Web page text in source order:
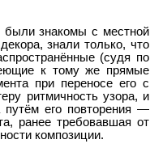
были знакомы с местной
знали только, что
(судя по
к тому же прямые
при переносе его с
ритмичность узора, и
путём его повторения —
ранее требовавшая от
композиции.